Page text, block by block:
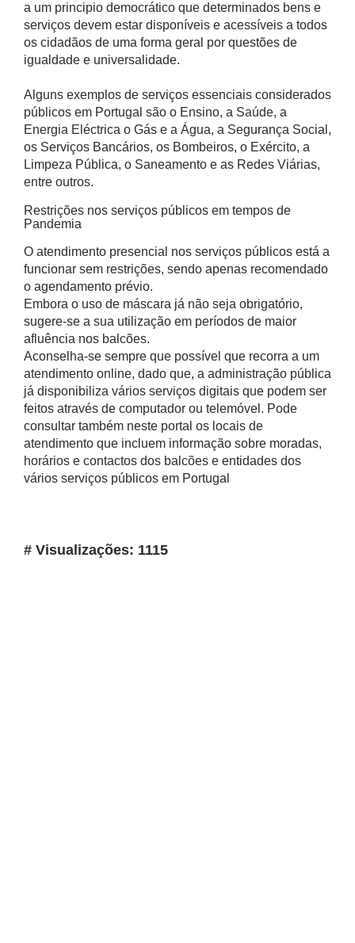
a um principio democrático que determinados bens e
serviços devem estar disponíveis e acessíveis a todos
os cidadãos de uma forma geral por questões de
igualdade e universalidade.
Alguns exemplos de serviços essenciais considerados
públicos em Portugal são o Ensino, a Saúde, a
Energia Eléctrica o Gás e a Água, a Segurança Social,
os Serviços Bancários, os Bombeiros, o Exército, a
Limpeza Pública, o Saneamento e as Redes Viárias,
entre outros.
Restrições nos serviços públicos em tempos de
Pandemia
O atendimento presencial nos serviços públicos está a
funcionar sem restrições, sendo apenas recomendado
o agendamento prévio.
Embora o uso de máscara já não seja obrigatório,
sugere-se a sua utilização em períodos de maior
afluência nos balcões.
Aconselha-se sempre que possível que recorra a um
atendimento online, dado que, a administração pública
já disponibiliza vários serviços digitais que podem ser
feitos através de computador ou telemóvel. Pode
consultar também neste portal os locais de
atendimento que incluem informação sobre moradas,
horários e contactos dos balcões e entidades dos
vários serviços públicos em Portugal
# Visualizações: 1115